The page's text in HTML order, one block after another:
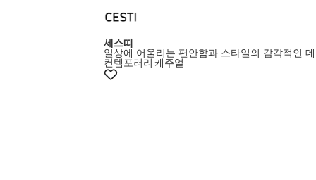
세스띠
일상에 어울리는 편안함과 스타일의 감각적인
컨템포러리 캐주얼